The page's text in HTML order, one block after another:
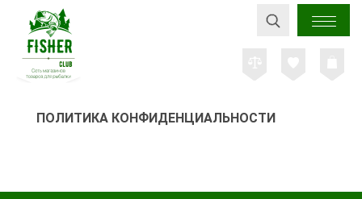
ПОЛИТИКА КОНФИДЕНЦИАЛЬНОСТИ